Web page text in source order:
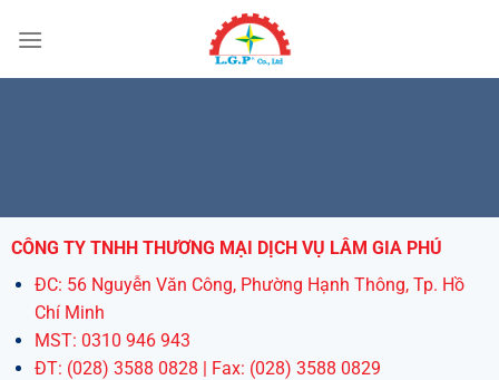
qua
CÔNG TY TNHH THƯƠNG MẠI DỊCH VỤ LÂM GIA PHÚ
ĐC: 56 Nguyễn Văn Công, Phường Hạnh Thông, Tp. Hồ
Chí Minh
MST: 0310 946 943
ĐT: (028) 3588 0828 | Fax: (028) 3588 0829